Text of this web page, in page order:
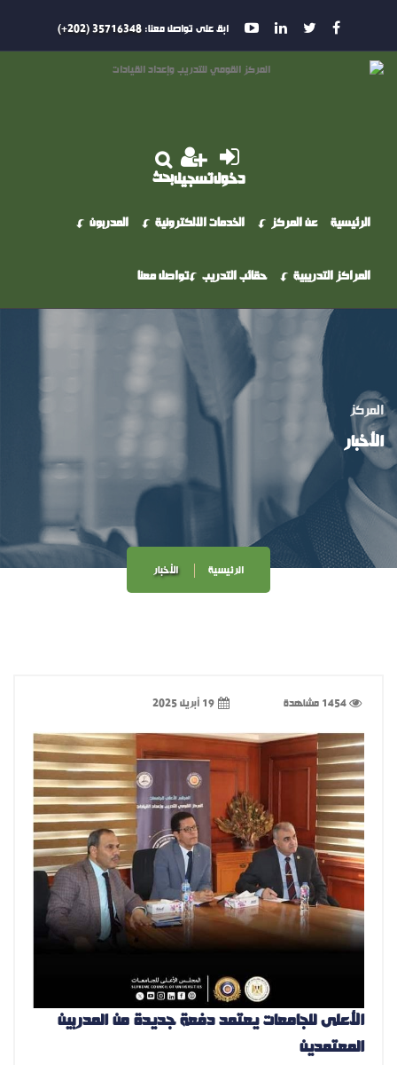
ابق على تواصل معنا:35716348 (202+)
دخولتسجيلبحث
الرئيسية عن المركز الخدمات الالكترونية المدربون
المراكز التدريبية حقائب التدريب تواصل معنا
المركز
الأخبار
الرئيسية الأخبار
1454 مشاهدة 19 أبريل 2025
الأعلى للجامعات يعتمد دفعة جديدة من المدربين
المعتمدين